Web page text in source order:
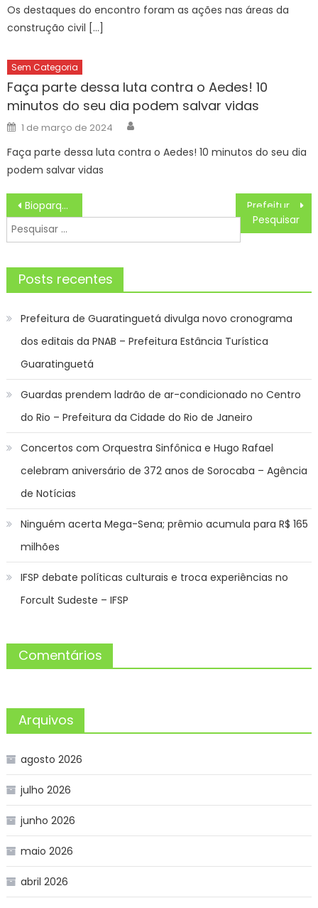
Os destaques do encontro foram as ações nas áreas da
construção civil […]
Sem Categoria
Faça parte dessa luta contra o Aedes! 10
minutos do seu dia podem salvar vidas
Posted
on
1 de março de 2024
Faça parte dessa luta contra o Aedes! 10 minutos do seu dia
podem salvar vidas
Navegação
de
Post
Bioparque Pantanal abre inscrições para Clube de Ciências; podem participar escolas públicas e privadas
Prefeitura inicia revitalização de área na antiga comunidade Mandela – CGNotícias
Pesquisar
por:
Posts recentes
Prefeitura de Guaratinguetá divulga novo cronograma
dos editais da PNAB – Prefeitura Estância Turística
Guaratinguetá
Guardas prendem ladrão de ar-condicionado no Centro
do Rio – Prefeitura da Cidade do Rio de Janeiro
Concertos com Orquestra Sinfônica e Hugo Rafael
celebram aniversário de 372 anos de Sorocaba – Agência
de Notícias
Ninguém acerta Mega-Sena; prêmio acumula para R$ 165
milhões
IFSP debate políticas culturais e troca experiências no
Forcult Sudeste – IFSP
Comentários
Arquivos
agosto 2026
julho 2026
junho 2026
maio 2026
abril 2026